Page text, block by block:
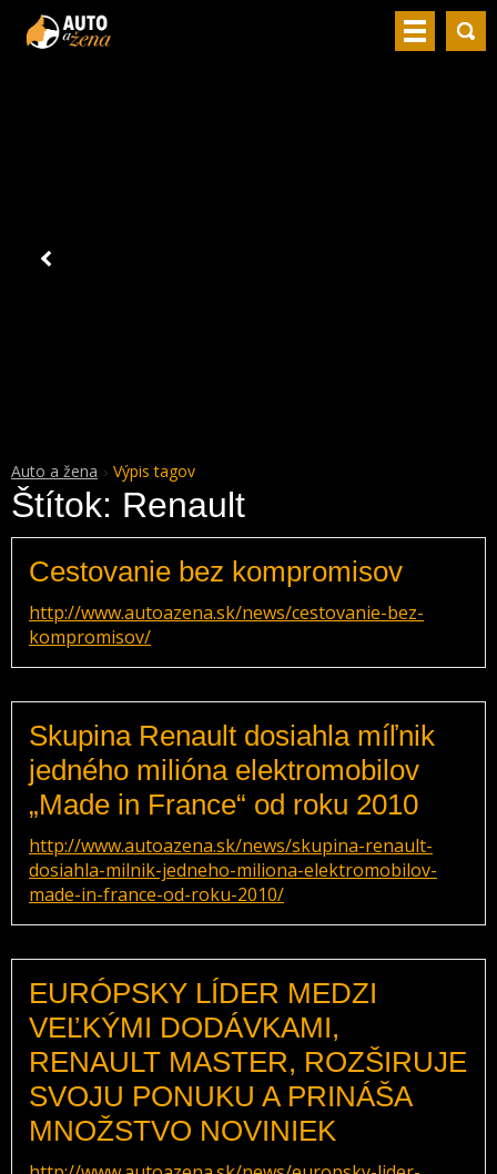
Auto a žena Výpis tagov
Štítok: Renault
Cestovanie bez kompromisov
http://www.autoazena.sk/news/cestovanie-bez-
kompromisov/
Skupina Renault dosiahla míľnik
jedného milióna elektromobilov
„Made in France“ od roku 2010
http://www.autoazena.sk/news/skupina-renault-
dosiahla-milnik-jedneho-miliona-elektromobilov-
made-in-france-od-roku-2010/
EURÓPSKY LÍDER MEDZI
VEĽKÝMI DODÁVKAMI,
RENAULT MASTER, ROZŠIRUJE
SVOJU PONUKU A PRINÁŠA
MNOŽSTVO NOVINIEK